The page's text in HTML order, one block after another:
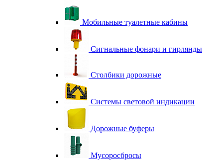
Мобильные туалетные кабины
Сигнальные фонари и гирлянды
Столбики дорожные
Системы световой индикации
Дорожные буферы
Мусоросбросы